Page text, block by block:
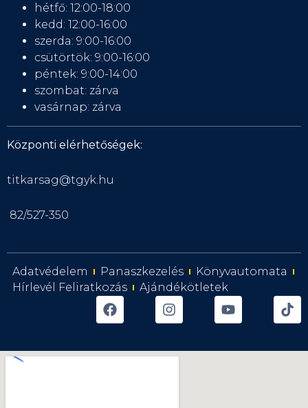
hétfő: 12:00-18:00
kedd: 12:00-16:00
szerda: 9:00-16:00
csütörtök: 9:00-16:00
péntek: 9:00-14:00
szombat: zárva
vasárnap: zárva
Központi elérhetőségek:
titkarsag@tgyk.hu
82/527-350
Adatvédelem Panaszkezelés
Könyvautomata
Hírlevél Feliratkozás
Ajándékötletek